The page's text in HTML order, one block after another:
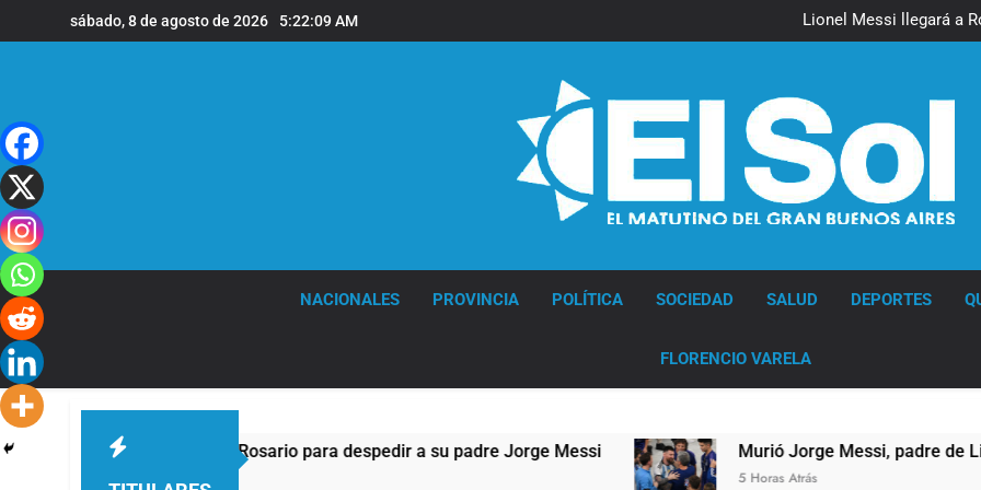
al
sábado, 8 de agosto de 2026 5:22:10 AM
Lionel Messi llegará a
Murió
Lionel Messi llegará a
Murió Jorge
Thiago
NACIONALES PROVINCIA POLÍTICA SOCIEDAD SALUD DEPORTES
FLORENCIO VARELA
Lionel Messi llegará a Rosario para despedir a su padre Jorge Messi Murió Jorge Messi, padre de Lionel
5 Horas Atrás